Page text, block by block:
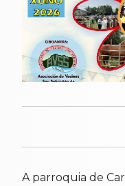
A parroquia de